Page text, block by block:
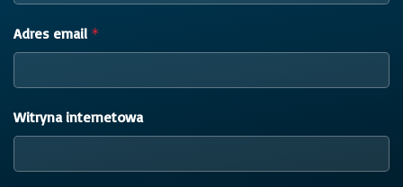
Adres email *
Witryna internetowa